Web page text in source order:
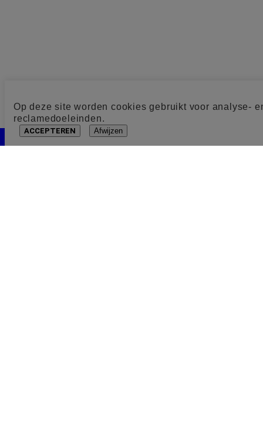
Op deze site worden cookies gebruikt voor analyse-
reclamedoeleinden.
ACCEPTEREN Afwijzen
Cookie toestemming